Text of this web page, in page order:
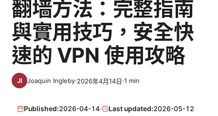
翻墙方法：完整指南
與實用技巧，安全快
速的 VPN 使用攻略
Joaquin Ingleby·2026年4月14日·1 min
Published:2026-04-14· Last updated:2026-05-12